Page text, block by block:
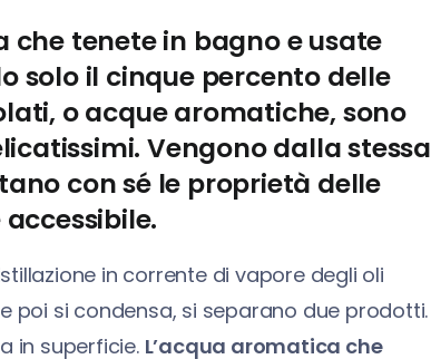
che tenete in bagno e usate
solo il cinque percento delle
o acque aromatiche, sono
Vengono dalla stessa
con sé le proprietà delle
in corrente di vapore degli oli
poi si condensa, si separano due prodotti.
in superficie. L’acqua aromatica che